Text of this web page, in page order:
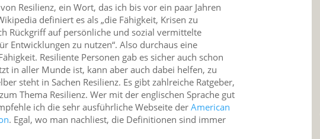
Resilienz, ein Wort, das ich bis vor ein paar Jahren
definiert es als „die Fähigkeit, Krisen zu
Rückgriff auf persönliche und sozial vermittelte
Entwicklungen zu nutzen“. Also durchaus eine
Resiliente Personen gab es sicher auch schon
in aller Munde ist, kann aber auch dabei helfen, zu
steht in Sachen Resilienz. Es gibt zahlreiche Ratgeber,
Thema Resilienz. Wer mit der englischen Sprache gut
ich die sehr ausführliche Webseite derAmerican
. Egal, wo man nachliest, die Definitionen sind immer